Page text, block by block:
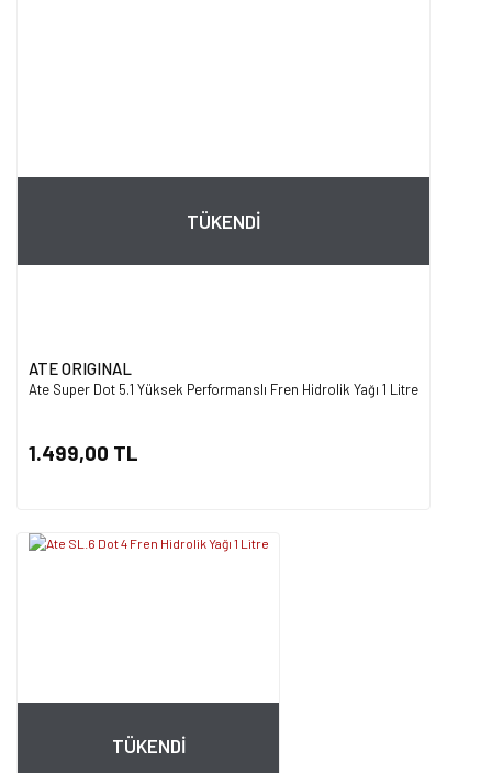
TÜKENDİ
ATE ORIGINAL
Ate Super Dot 5.1 Yüksek Performanslı Fren Hidrolik Yağı 1 Litre
1.499,00 TL
TÜKENDİ